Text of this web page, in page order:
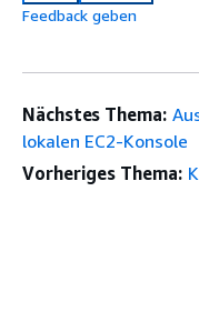
Feedback geben
Nächstes Thema:
lokalen EC2-Konsole
Vorheriges Thema: